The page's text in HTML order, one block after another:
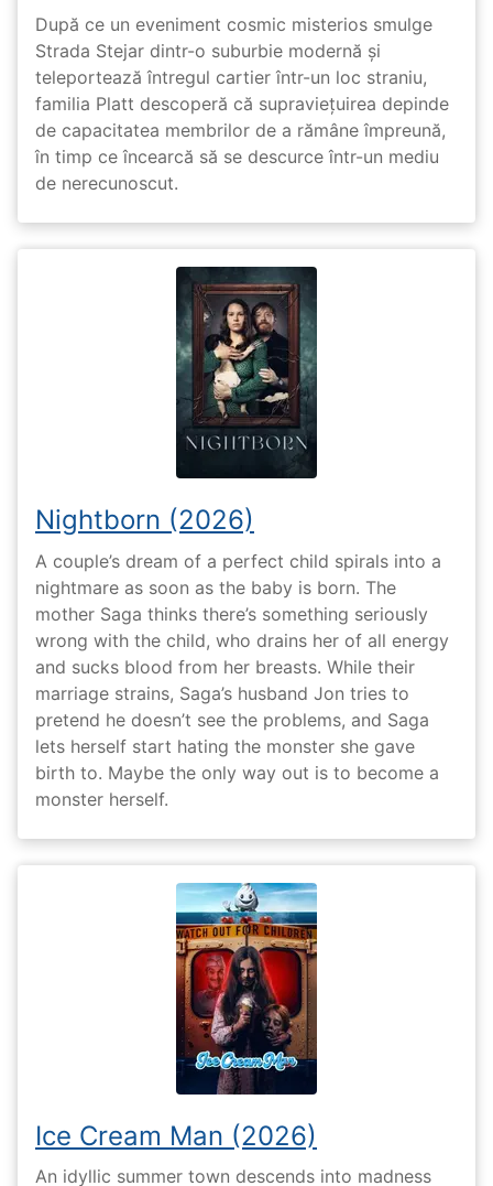
După ce un eveniment cosmic misterios smulge
Strada Stejar dintr-o suburbie modernă și
teleportează întregul cartier într-un loc straniu,
familia Platt descoperă că supraviețuirea depinde
de capacitatea membrilor de a rămâne împreună,
în timp ce încearcă să se descurce într-un mediu
de nerecunoscut.
Nightborn (2026)
A couple’s dream of a perfect child spirals into a
nightmare as soon as the baby is born. The
mother Saga thinks there’s something seriously
wrong with the child, who drains her of all energy
and sucks blood from her breasts. While their
marriage strains, Saga’s husband Jon tries to
pretend he doesn’t see the problems, and Saga
lets herself start hating the monster she gave
birth to. Maybe the only way out is to become a
monster herself.
Ice Cream Man (2026)
An idyllic summer town descends into madness